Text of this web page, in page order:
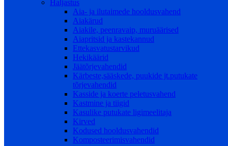
Haljastus
Aia- ja ilutaimede hooldusvahend
Aiakärud
Aiakile, peenravaip, muruäärised
Aiapritsid ja kastekannud
Ettekasvatustarvikud
Hekikäärid
Jäätõrjevahendid
Kärbeste,sääskede, puukide jt.putukate
tõrjevahendid
Kasside ja koerte peletusvahend
Kastmine ja tiigid
Kasulike putukate ligimeelitaja
Kirved
Kodused hooldusvahendid
Komposteerimisvahendid